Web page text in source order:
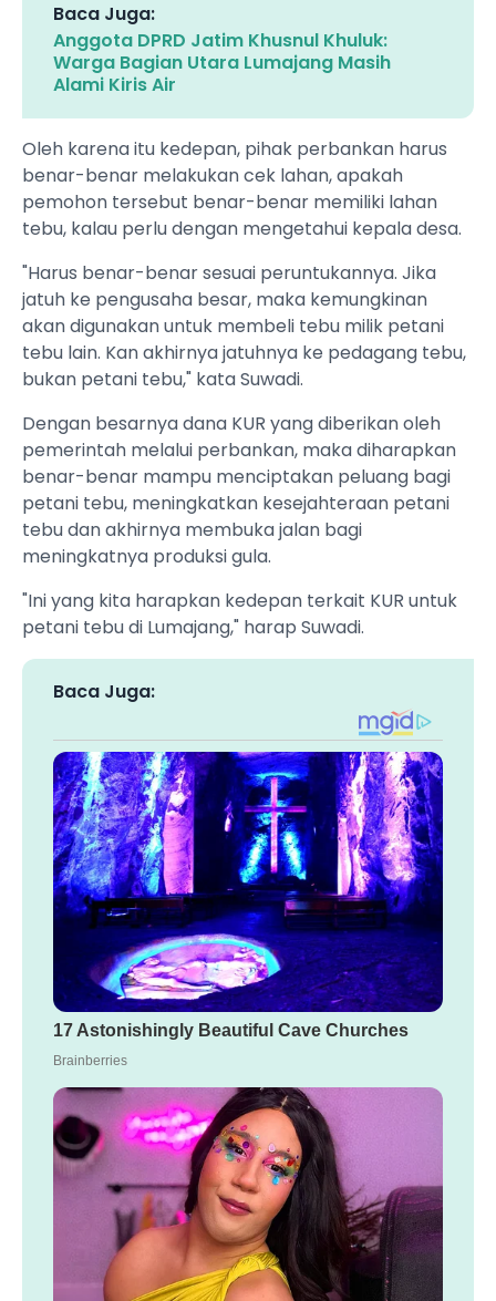
Baca Juga:
Anggota DPRD Jatim Khusnul Khuluk:
Warga Bagian Utara Lumajang Masih
Alami Kiris Air
Oleh karena itu kedepan, pihak perbankan harus
benar-benar melakukan cek lahan, apakah
pemohon tersebut benar-benar memiliki lahan
tebu, kalau perlu dengan mengetahui kepala desa.
"Harus benar-benar sesuai peruntukannya. Jika
jatuh ke pengusaha besar, maka kemungkinan
akan digunakan untuk membeli tebu milik petani
tebu lain. Kan akhirnya jatuhnya ke pedagang tebu,
bukan petani tebu," kata Suwadi.
Dengan besarnya dana KUR yang diberikan oleh
pemerintah melalui perbankan, maka diharapkan
benar-benar mampu menciptakan peluang bagi
petani tebu, meningkatkan kesejahteraan petani
tebu dan akhirnya membuka jalan bagi
meningkatnya produksi gula.
"Ini yang kita harapkan kedepan terkait KUR untuk
petani tebu di Lumajang," harap Suwadi.
Baca Juga: